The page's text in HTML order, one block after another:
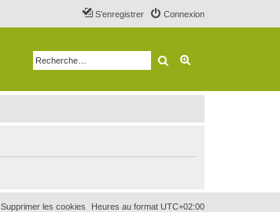
Connexion
S’enregistrer
Rechercher
Heures au format UTC+02:00
Supprimer les cookies